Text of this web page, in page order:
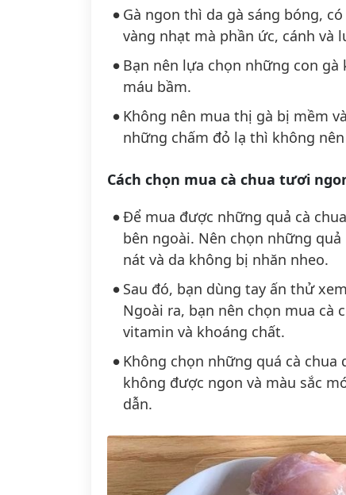
Gà ngon thì da gà sáng bóng,
vàng nhạt mà phần ức, cánh và
Bạn nên lựa chọn những con
máu bầm.
Không nên mua thị gà bị mềm
những chấm đỏ lạ thì không
Cách chọn mua cà chua tươi
Để mua được những quả cà
bên ngoài. Nên chọn những
nát và da không bị nhăn nheo.
Sau đó, bạn dùng tay ấn thử
Ngoài ra, bạn nên chọn mua cà
vitamin và khoáng chất.
Không chọn những quá cà
không được ngon và màu sắc
dẫn.